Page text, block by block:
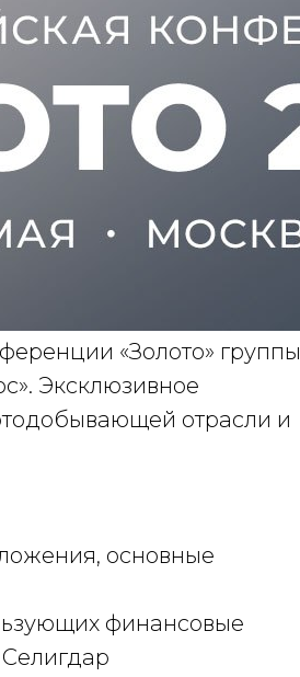
«Золото» группы
Эксклюзивное
отрасли и
основные
финансовые